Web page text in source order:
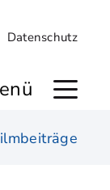
Datenschutz